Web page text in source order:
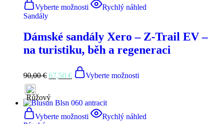
Vyberte možnosti
Rychlý náhled
Sandály
Dámské sandály Xero – Z-Trail EV –
na turistiku, běh a regeneraci
90,00€ 67,50 € Vyberte možnosti
Vyberte možnosti
Rychlý náhled